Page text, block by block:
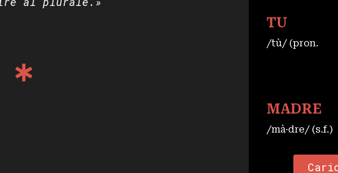
TU
/tù/ (pron.
MADRE
/mà·dre/ (s.f.)